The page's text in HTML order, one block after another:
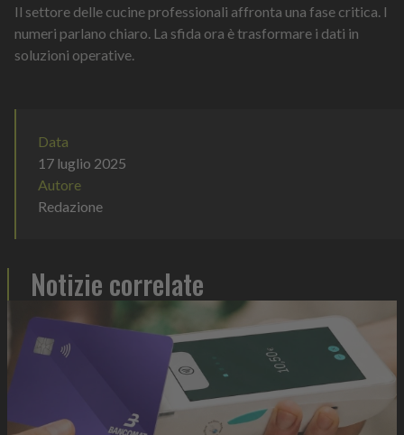
Il settore delle cucine professionali affronta una fase critica. I
numeri parlano chiaro. La sfida ora è trasformare i dati in
soluzioni operative.
Data
17 luglio 2025
Autore
Redazione
Notizie correlate